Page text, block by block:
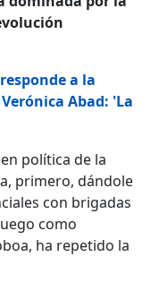
a la
Abad: 'La
política de la
primero, dándole
con brigadas
como
ha repetido la